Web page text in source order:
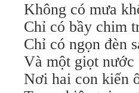
Không có mưa
Chỉ có bầy chim
Chỉ có ngọn đèn
Và một giọt
Nơi hai con kiến